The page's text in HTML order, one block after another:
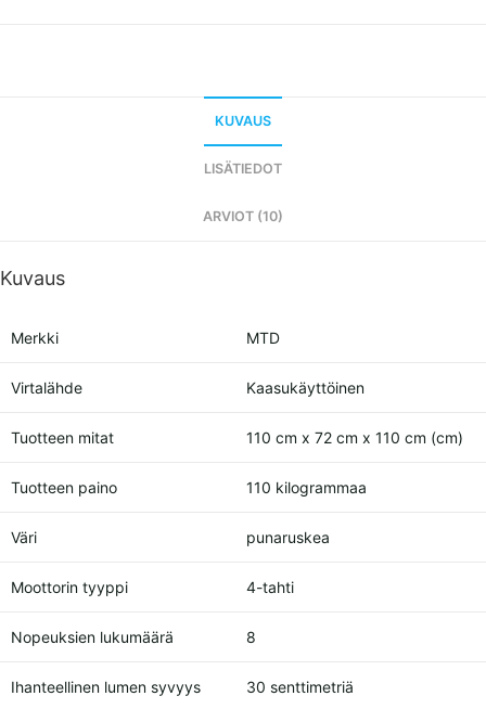
KUVAUS
LISÄTIEDOT
ARVIOT (10)
Kuvaus
Merkki MTD
Virtalähde Kaasukäyttöinen
Tuotteen mitat 110 cm x 72 cm x 110 cm (cm)
Tuotteen paino 110 kilogrammaa
Väri punaruskea
Moottorin tyyppi 4-tahti
Nopeuksien lukumäärä 8
Ihanteellinen lumen syvyys 30 senttimetriä